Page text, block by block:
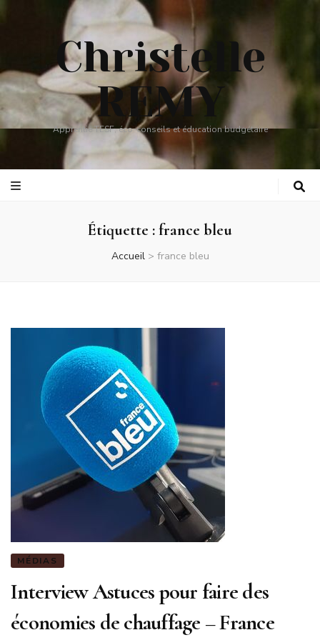
Christelle
REMY
Apprentie TESF, éco-conseils et éducation budgétaire
Étiquette :france bleu
Accueil > france bleu
MÉDIAS
Interview Astuces pour faire des
économies de chauffage – France